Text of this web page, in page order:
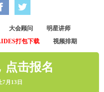
Facebook
大会顾问
明星讲师
打包下载 视频排期
点击报名
7月13日